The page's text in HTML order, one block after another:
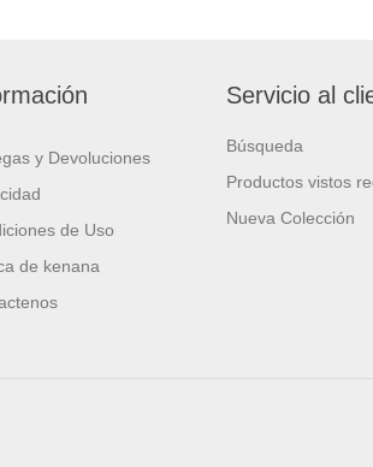
y Devoluciones
de Uso
de kenana
Servicio al
Búsqueda
Productos vistos
Nueva Colección